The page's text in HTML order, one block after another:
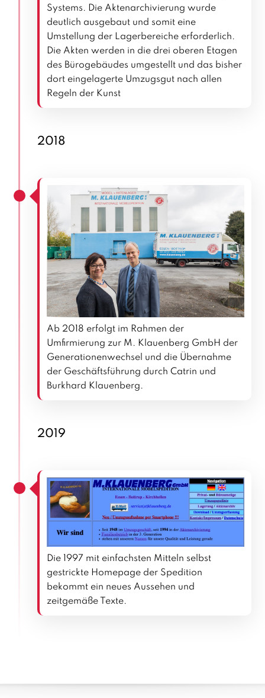
Systems. Die Aktenarchivierung wurde
deutlich ausgebaut und somit eine
Umstellung der Lagerbereiche erforderlich.
Die Akten werden in die drei oberen Etagen
des Bürogebäudes umgestellt und das bisher
dort eingelagerte Umzugsgut nach allen
Regeln der Kunst
Ab 2018 erfolgt im Rahmen der
Umfirmierung zur M. Klauenberg GmbH der
Generationenwechsel und die Übernahme
der Geschäftsführung durch Catrin und
Burkhard Klauenberg.
2018
2019
Die 1997 mit einfachsten Mitteln selbst
gestrickte Homepage der Spedition
bekommt ein neues Aussehen und
zeitgemäße Texte.